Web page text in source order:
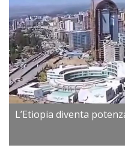
L’Etiopia diventa